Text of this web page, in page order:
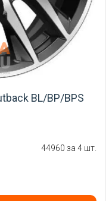
BL/BP/BPS
44960 за 4 шт.